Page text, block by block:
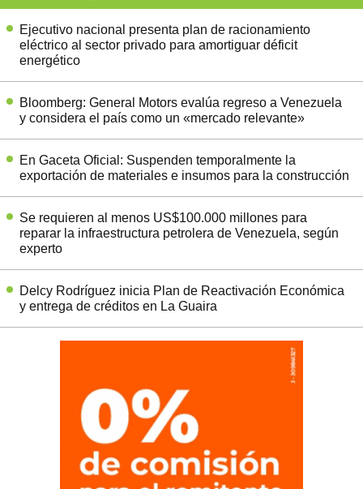
Ejecutivo nacional presenta plan de racionamiento
eléctrico al sector privado para amortiguar déficit
energético
Bloomberg: General Motors evalúa regreso a Venezuela
y considera el país como un «mercado relevante»
En Gaceta Oficial: Suspenden temporalmente la
exportación de materiales e insumos para la construcción
Se requieren al menos US$100.000 millones para
reparar la infraestructura petrolera de Venezuela, según
experto
Delcy Rodríguez inicia Plan de Reactivación Económica
y entrega de créditos en La Guaira